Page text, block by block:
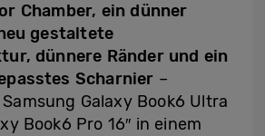
Chamber, ein dünner
gestaltete
dünnere Ränder und ein
Scharnier –
Galaxy Book6 Ultra
Book6 Pro 16″ in einem